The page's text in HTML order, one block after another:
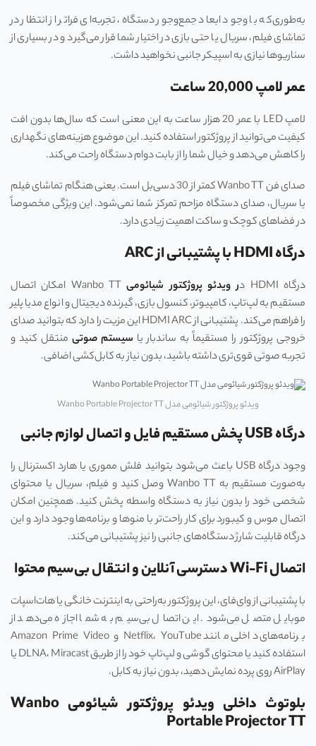
به‌طوری‌که با وجود ابعاد جمع‌وجور دستگاه، تجربه‌ای فراتر از انتظار در
تماشای فیلم، سریال یا حتی بازی در اختیار شما قرار می‌گیرد و در بسیاری از
سناریوها نیازی به اسپیکر جانبی نخواهید داشت.
عمر لامپ 20,000 ساعت
لامپ LED با عمر 20 هزار ساعت به این معنی است که سال‌ها بدون افت
کیفیت می‌توانید از پروژکتور استفاده کنید. این موضوع هزینه‌های نگهداری
را کاهش می‌دهد و خیال شما را از بابت دوام دستگاه راحت می‌کند.
صدای فن Wanbo TT کمتر از 30 دسی‌بل است. یعنی هنگام تماشای فیلم
یا سریال، صدای دستگاه مزاحم تمرکز شما نمی‌شود. این ویژگی مخصوصاً
در فضاهای کوچک و ساکت اهمیت زیادی دارد.
درگاه HDMI با پشتیبانی از ARC
درگاه HDMI د ر ویدئو پروژکتور شیائومی
Wanbo TT امکان اتصال
مستقیم به لپ‌تاپ، کامپیوتر، کنسول بازی، گیرنده دیجیتال و انواع مدیا پلیر
را فراهم می‌کند. پشتیبانی از HDMI ARC این مزیت را دارد که بتوانید صدای
خروجی پروژکتور را مستقیماً به ساندبار یا سیستم صوتی منتقل کنید و
تجربه صوتی قوی‌تری داشته باشید، بدون نیاز به کابل‌کشی اضافی.
ویدئو پروژکتور شیائومی مدل Wanbo Portable Projector TT
درگاه USB پخش مستقیم فایل و اتصال لوازم جانبی
وجود درگاه USB باعث می‌شود بتوانید فلش مموری یا هارد اکسترنال را
به‌صورت مستقیم به Wanbo TT وصل کنید و فیلم، سریال یا محتوای
شخصی خود را بدون نیاز به دستگاه واسطه پخش کنید. همچنین امکان
اتصال موس و کیبورد برای کار راحت‌تر با منوها و برنامه‌ها وجود دارد و این
درگاه قابلیت شارژ دستگاه‌های جانبی را نیز پشتیبانی می‌کند.
اتصال Wi‑Fi دسترسی آنلاین و انتقال بی‌سیم محتوا
با پشتیبانی از وای‌فای، این پروژکتور به‌راحتی به اینترنت خانگی یا هات‌اسپات
موبایل متصل می‌شود. این اتصال بی‌سیم به شما اجازه می‌دهد از
برنامه‌های داخلی مانند Netflix، YouTube و Amazon Prime Video
استفاده کنید یا محتوای گوشی و لپ‌تاپ خود را از طریق DLNA، Miracast یا
AirPlay روی پرده نمایش دهید، بدون نیاز به کابل.
بلوتوث داخلی ویدئو پروژکتور شیائومی Wanbo
Portable Projector TT